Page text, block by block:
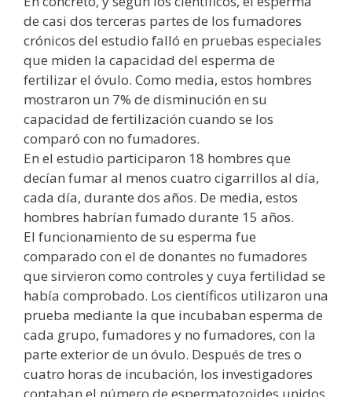
de casi dos terceras partes de los fumadores
crónicos del estudio falló en pruebas especiales
que miden la capacidad del esperma de
fertilizar el óvulo. Como media, estos hombres
mostraron un 7% de disminución en su
capacidad de fertilización cuando se los
comparó con no fumadores.
En el estudio participaron 18 hombres que
decían fumar al menos cuatro cigarrillos al día,
cada día, durante dos años. De media, estos
hombres habrían fumado durante 15 años.
El funcionamiento de su esperma fue
comparado con el de donantes no fumadores
que sirvieron como controles y cuya fertilidad se
había comprobado. Los científicos utilizaron una
prueba mediante la que incubaban esperma de
cada grupo, fumadores y no fumadores, con la
parte exterior de un óvulo. Después de tres o
cuatro horas de incubación, los investigadores
contaban el número de espermatozoides unidos